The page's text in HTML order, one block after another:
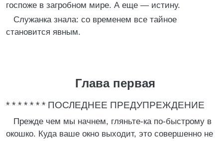
госпоже в загробном мире. А еще — истину.
Служанка знала: со временем все тайное
становится явным.
Глава первая
* * * * * * * ПОСЛЕДНЕЕ ПРЕДУПРЕЖДЕНИЕ
Прежде чем мы начнем, гляньте-ка по-быстрому в
окошко. Куда ваше окно выходит, это совершенно не